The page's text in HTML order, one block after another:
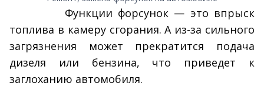
Функции форсунок — это впрыск
топлива в камеру сгорания. А из-за сильного
загрязнения может прекратится подача
дизеля или бензина, что приведет к
заглоханию автомобиля.